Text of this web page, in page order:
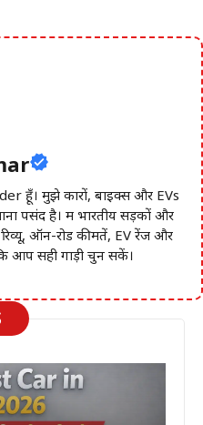
हूँ। मुझे कारों, बाइक्स और EVs
पसंद है। मैं भारतीय सड़कों और
ऑन-रोड कीमतें, EV रेंज और
आप सही गाड़ी चुन सकें।